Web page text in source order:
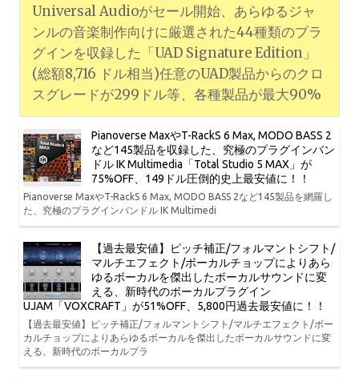
Universal Audioがセール開始、あらゆるジャ
ンルの音楽制作向けに厳選された44種類のプラ
グインを収録した「UAD Signature Edition」
(総額8,716 ドル相当)任意のUAD製品からのクロ
スグレードが299ドル等、各種製品が最大90%
Pianoverse MaxやT-RackS 6 Max, MODO BASS 2
など145製品を収録した、究極のプラグインバン
ドル IK Multimedia「Total Studio 5 MAX」が
75%OFF、149ドル圧倒的史上最安値に！！
Pianoverse MaxやT-RackS 6 Max, MODO BASS 2など145製品を網羅し
た、究極のプラグインバンドル IK Multimedi
【過去最安値】ピッチ補正/フォルマントシフト/
マルチエフェクト/ボーカルチョップによりあら
ゆるボーカルを傑出したボーカルサウンドに変
える、新時代のボーカルプラグイン
UJAM「VOXCRAFT」が51%OFF、5,800円過去最安値に！！
【過去最安値】ピッチ補正/フォルマントシフト/マルチエフェクト/ボー
カルチョップによりあらゆるボーカルを傑出したボーカルサウンドに変
える、新時代のボーカルプラ